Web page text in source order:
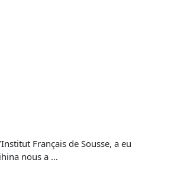
Français de Sousse, a eu
nous a …